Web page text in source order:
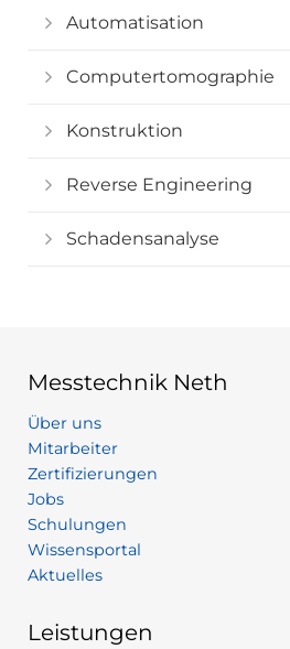
Automatisation
Computertomographie
Konstruktion
Reverse Engineering
Schadensanalyse
Messtechnik Neth
Über uns
Mitarbeiter
Zertifizierungen
Jobs
Schulungen
Wissensportal
Aktuelles
Leistungen